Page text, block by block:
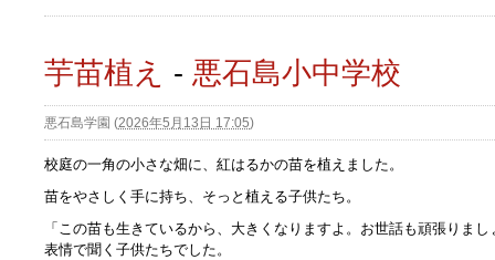
芋苗植え - 悪石島小中学校
悪石島学園 (2026年5月13日 17:05)
校庭の一角の小さな畑に、紅はるかの苗を植えました。
苗をやさしく手に持ち、そっと植える子供たち。
「この苗も生きているから、大きくなりますよ。お世話も頑張りま
表情で聞く子供たちでした。